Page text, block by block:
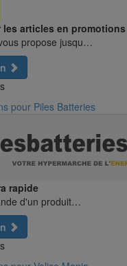
les articles en promotions
propose jusqu…
pour Piles Batteries
rapide
d'un produit…